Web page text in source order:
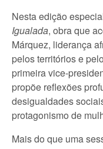
Nesta edição
Igualada, obra que
Márquez, liderança
pelos territórios e
primeira vice-
propõe reflexões
desigualdades
protagonismo de
Mais do que uma